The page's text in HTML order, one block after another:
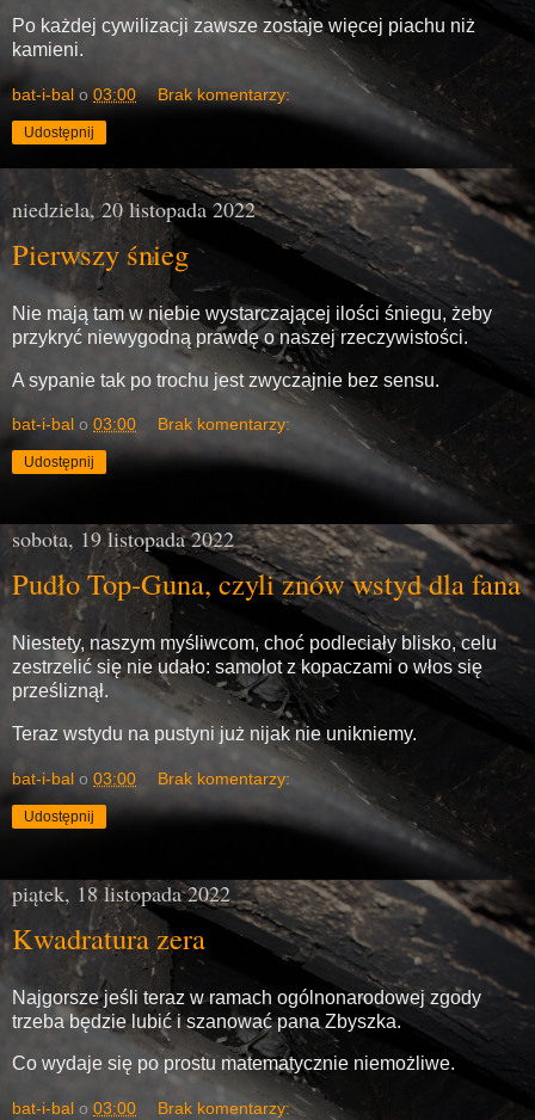
Po każdej cywilizacji zawsze zostaje więcej piachu niż
kamieni.
bat-i-bal o 03:00 Brak komentarzy:
Udostępnij
niedziela, 20 listopada 2022
Pierwszy śnieg
Nie mają tam w niebie wystarczającej ilości śniegu, żeby
przykryć niewygodną prawdę o naszej rzeczywistości.
A sypanie tak po trochu jest zwyczajnie bez sensu.
bat-i-bal o 03:00 Brak komentarzy:
Udostępnij
sobota, 19 listopada 2022
Pudło Top-Guna, czyli znów wstyd dla fana
Niestety, naszym myśliwcom, choć podleciały blisko, celu
zestrzelić się nie udało: samolot z kopaczami o włos się
prześliznął.
Teraz wstydu na pustyni już nijak nie unikniemy.
bat-i-bal o 03:00 Brak komentarzy:
Udostępnij
piątek, 18 listopada 2022
Kwadratura zera
Najgorsze jeśli teraz w ramach ogólnonarodowej zgody
trzeba będzie lubić i szanować pana Zbyszka.
Co wydaje się po prostu matematycznie niemożliwe.
bat-i-bal o 03:00 Brak komentarzy: